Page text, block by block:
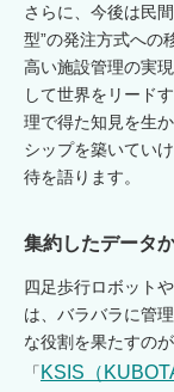
さらに、今後は民
型”の発注方式への
高い施設管理の実
して世界をリード
理で得た知見を生
シップを築いてい
待を語ります。
集約したデータ
四足歩行ロボット
は、バラバラに管
な役割を果たすの
「 KSIS（